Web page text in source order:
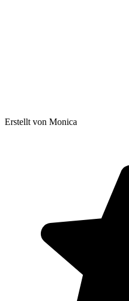
Erstellt von Monica